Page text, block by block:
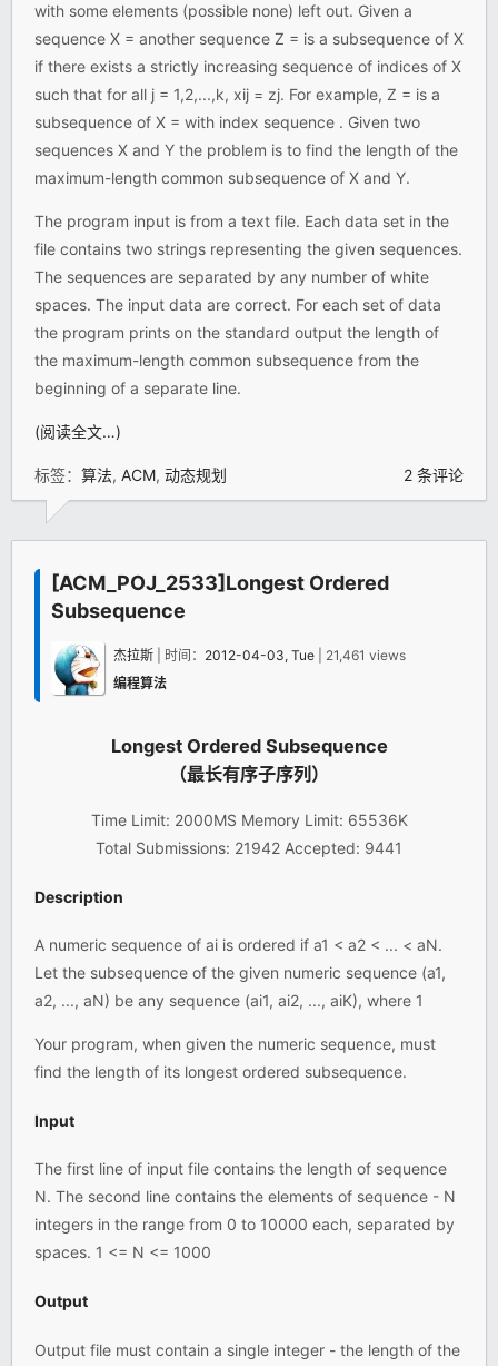
with some elements (possible none) left out. Given a
sequence X = another sequence Z = is a subsequence of X
if there exists a strictly increasing sequence of indices of X
such that for all j = 1,2,...,k, xij = zj. For example, Z = is a
subsequence of X = with index sequence . Given two
sequences X and Y the problem is to find the length of the
maximum-length common subsequence of X and Y.
The program input is from a text file. Each data set in the
file contains two strings representing the given sequences.
The sequences are separated by any number of white
spaces. The input data are correct. For each set of data
the program prints on the standard output the length of
the maximum-length common subsequence from the
beginning of a separate line.
(阅读全文…)
标签： 算法, ACM, 动态规划 2 条评论
[ACM_POJ_2533]Longest Ordered
Subsequence
杰拉斯 | 时间： 2012-04-03, Tue | 21,461 views
编程算法
Longest Ordered Subsequence
（最长有序子序列）
Time Limit: 2000MS Memory Limit: 65536K
Total Submissions: 21942 Accepted: 9441
Description
A numeric sequence of ai is ordered if a1 < a2 < ... < aN.
Let the subsequence of the given numeric sequence (a1,
a2, ..., aN) be any sequence (ai1, ai2, ..., aiK), where 1
Your program, when given the numeric sequence, must
find the length of its longest ordered subsequence.
Input
The first line of input file contains the length of sequence
N. The second line contains the elements of sequence - N
integers in the range from 0 to 10000 each, separated by
spaces. 1 <= N <= 1000
Output
Output file must contain a single integer - the length of the